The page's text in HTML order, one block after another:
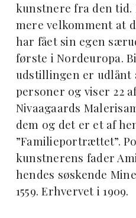
kunstnere fra den
mere velkomment at
har fået sin egen
første i Nordeuropa.
udstillingen er udlånt
personer og viser 22
Nivaagaards
dem og det er et af
”Familieportrættet”.
kunstnerens fader
hendes søskende
1559. Erhvervet i 1909.